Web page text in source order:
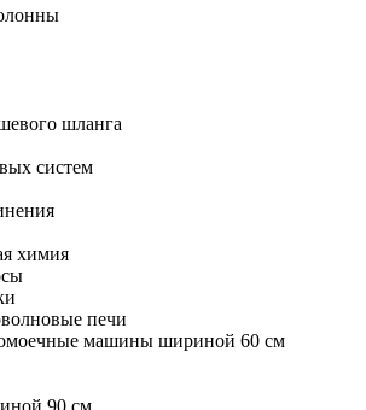
шланга
систем
химия
печи
машины шириной 60 см
90 см